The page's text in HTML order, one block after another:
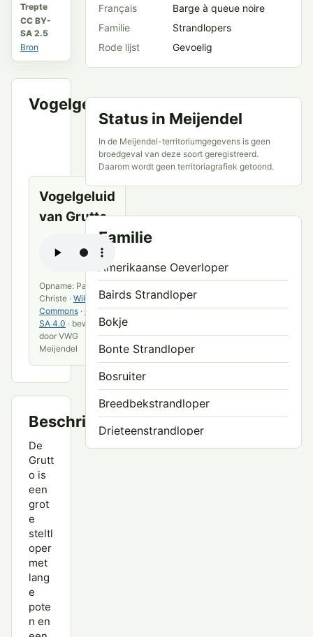
Trepte
CC BY-
SA 2.5
Bron
Vogelgeluid
Meijendel
openbare
bronnen
Vogelgeluid
van Grutto
Opname: Pascal
Christe · Wikimedia
Commons · CC BY-
SA 4.0 · bewerkt
door VWG
Meijendel
Beschrijving
De
Grutt
o is
een
grot
e
steltl
oper
met
lang
e
pote
n en
Français
Barge à queue noire
Familie
Strandlopers
Rode lijst
Gevoelig
Status in Meijendel
In de Meijendel-territoriumgegevens is geen
broedgeval van deze soort geregistreerd.
Daarom wordt geen territoriagrafiek getoond.
Familie
Amerikaanse Oeverloper
Bairds Strandloper
Bokje
Bonte Strandloper
Bosruiter
Breedbekstrandloper
Drieteenstrandloper